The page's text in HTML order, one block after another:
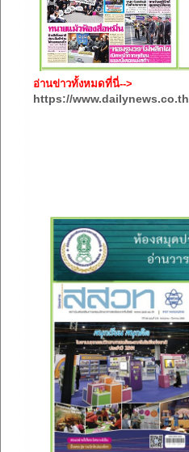
อ่านข่าวทั้งหมดที่นี่-->
https://www.dailynews.co.th